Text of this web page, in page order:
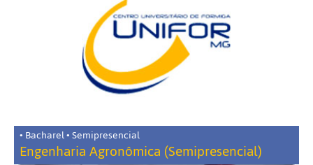
• Bacharel • Semipresencial
Engenharia Agronômica (Semipresencial)